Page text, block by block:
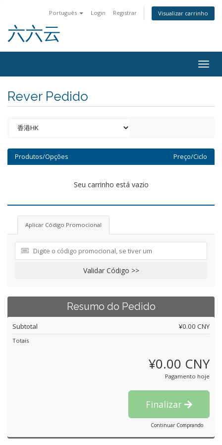
Português Login Registrar Visualizar carrinho
六六云
Rever Pedido
Produtos/Opções Preço/Ciclo
Seu carrinho está vazio
Aplicar Código Promocional
Validar Código >>
Resumo do Pedido
Subtotal ¥0.00 CNY
Totais
¥0.00 CNY
Pagamento hoje
Finalizar
Continuar Comprando